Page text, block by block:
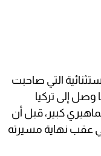
التي صاحبت
وصل إلى تركيا
كبير، قبل أن
عقب نهاية مسيرته